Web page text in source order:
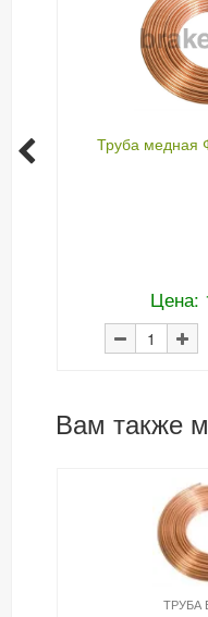
Труба медная
Цена:
Вам также
ТРУБА